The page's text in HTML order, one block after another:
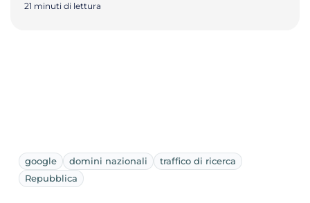
21 minuti di lettura
google domini nazionali
traffico di ricerca
Repubblica